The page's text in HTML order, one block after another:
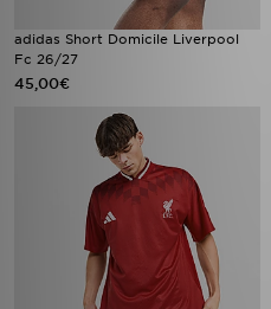
adidas Short Domicile Liverpool
Fc 26/27
45,00€